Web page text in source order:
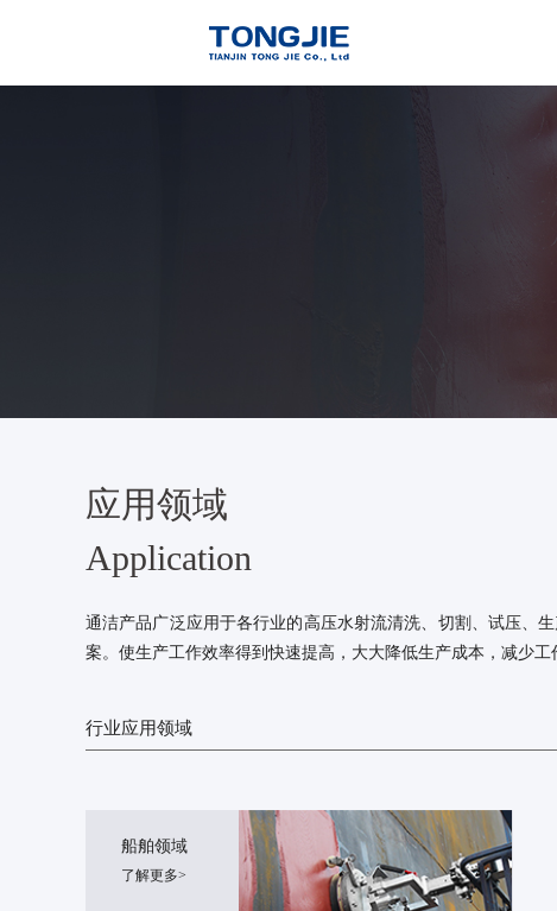
应用领域
Application
通洁产品广泛应用于各行业的高压水射流清洗、切割、试压、
案。使生产工作效率得到快速提高，大大降低生产成本，减少
行业应用领域
船舶领域
了解更多>